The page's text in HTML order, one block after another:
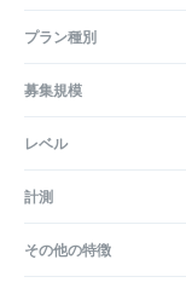
プラン種別
募集規模
レベル
計測
その他の特徴